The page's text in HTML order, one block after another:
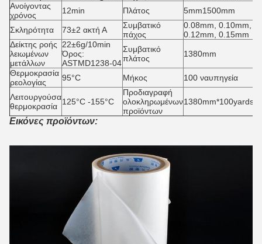
Ανοίγοντας
χρόνος
12min Πλάτος 5mm1500mm
Σκληρότητα 73±2 ακτή Α
Συμβατικό
πάχος
0.08mm, 0.10mm,
0.12mm, 0.15mm
Δείκτης ροής
λειωμένων
μετάλλων
22±6g/10min
Όρος:
ASTMD1238-04
Συμβατικό
πλάτος
1380mm
Θερμοκρασία
ρεολογίας
95°C Μήκος 100 ναυπηγεία
Λειτουργούσα
θερμοκρασία 125°C -155°C
Προδιαγραφή
ολοκληρωμένων
προϊόντων
1380mm*100yards/
Εικόνες προϊόντων: